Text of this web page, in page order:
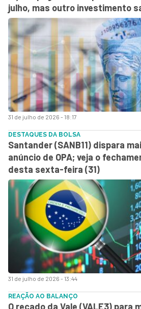
31 de julho de 2026 - 18:17
julho, mas outro investimento
31 de julho de 2026 - 13:44
DESTAQUES DA BOLSA
Santander (SANB11) dispara
anúncio de OPA; veja o
desta sexta-feira (31)
REAÇÃO AO BALANÇO
O recado da Vale (VALE3) para